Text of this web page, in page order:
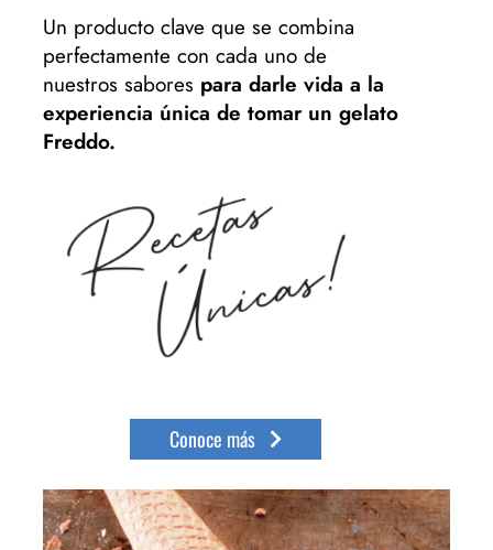
Un producto clave que se combina
perfectamente con cada uno de
nuestros sabores para darle vida a la
experiencia única de tomar un gelato
Freddo.
Conoce más